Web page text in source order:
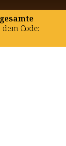
Code: